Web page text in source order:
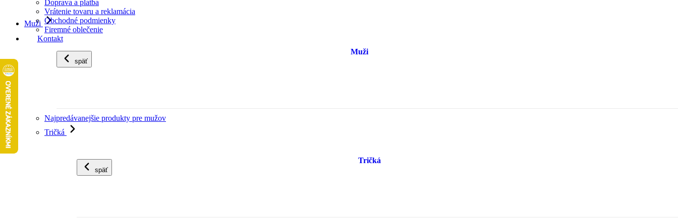
Doprava a platba
Vrátenie tovaru a reklamácia
Obchodné podmienky
Firemné oblečenie
Kontakt
Muži
späť
Muži
Najpredávanejšie produkty pre mužov
Tričká
späť
Tričká